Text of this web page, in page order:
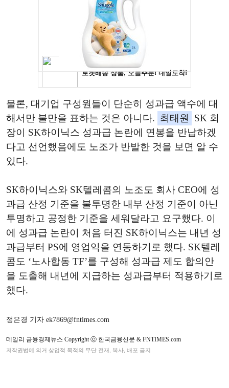
물론, 대기업 구성원들이 단순히 성과급 액수에 대
해서만 불만을 표하는 것은 아니다. 최태원
SK 회
장이 SK하이닉스 성과급 논란에 연봉을 반납하겠
다고 선언했음에도 노조가 반발한 것을 보면 알 수
있다.
SK하이닉스와 SK텔레콤의 노조도 회사 CEO에 성
과급 산정 기준을 불투명한 내부 산정 기준이 아닌
투명하고 공정한 기준을 세워달라고 요구했다. 이
에 성과급 논란이 처음 터진 SK하이닉스는 내년 성
과급부터 PS에 영업익을 연동하기로 했다. SK텔레
콤도 ‘노사합동 TF’를 구성해 성과급 제도 합의안
을 도출해 내년에 지급하는 성과급부터 적용하기로
했다.
정은경 기자 ek7869@fntimes.com
데일리 금융경제뉴스 Copyright ⓒ 한국금융신문 & FNTIMES.com
저작권법에 의거 상업적 목적의 무단 전재, 복사, 배포 금지